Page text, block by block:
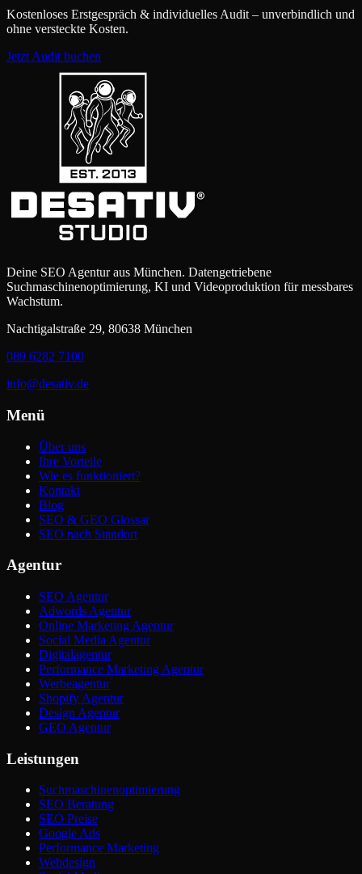
Kostenloses Erstgespräch & individuelles Audit – unverbindlich und
ohne versteckte Kosten.
Jetzt Audit buchen
Deine SEO Agentur aus München. Datengetriebene
Suchmaschinenoptimierung, KI und Videoproduktion für messbares
Wachstum.
Nachtigalstraße 29, 80638 München
089 6282 7100
info@desativ.de
Menü
Über uns
Ihre Vorteile
Wie es funktioniert?
Kontakt
Blog
SEO & GEO Glossar
SEO nach Standort
Agentur
SEO Agentur
Adwords Agentur
Online Marketing Agentur
Social Media Agentur
Digitalagentur
Performance Marketing Agentur
Werbeagentur
Shopify Agentur
Design Agentur
GEO Agentur
Leistungen
Suchmaschinenoptimierung
SEO Beratung
SEO Preise
Google Ads
Performance Marketing
Webdesign